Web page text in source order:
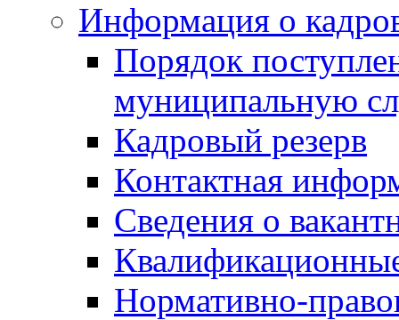
Информация о
Порядок
муниципальную
Кадровый резерв
Контактная
Сведения о
Нормативно-